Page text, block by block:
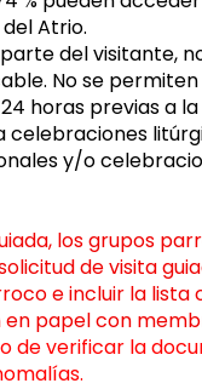
Atrio.
del visitante,
No se
horas previas a
y/o
los grupos
de visita
e incluir la lista
papel con
de verificar la